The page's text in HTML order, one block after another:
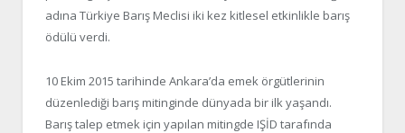
adına Türkiye Barış Meclisi iki kez kitlesel etkinlikle barış
ödülü verdi.
10 Ekim 2015 tarihinde Ankara’da emek örgütlerinin
düzenlediği barış mitinginde dünyada bir ilk yaşandı.
Barış talep etmek için yapılan mitingde IŞİD tarafında